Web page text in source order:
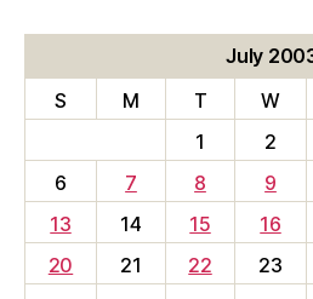
July
S
M T W
1
2
6
7 8 9
13
14 15 16
20
21 22 23